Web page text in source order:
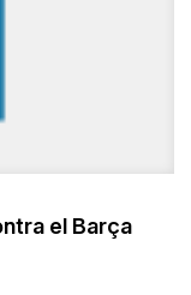
el Barça